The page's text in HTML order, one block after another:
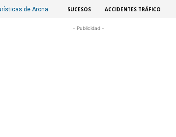
de Arona SUCESOS ACCIDENTES TRÁFICO
- Publicidad -